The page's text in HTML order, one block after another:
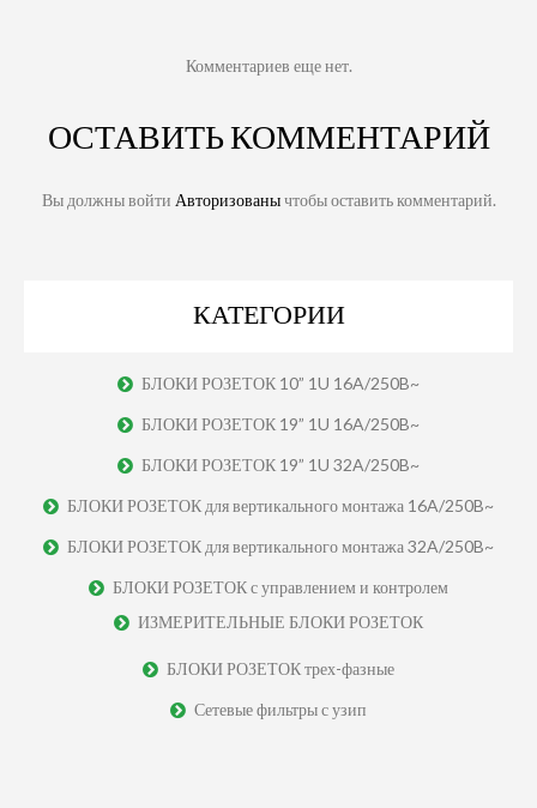
Комментариев еще нет.
ОСТАВИТЬ КОММЕНТАРИЙ
Вы должны войти Авторизованычтобы оставить комментарий.
КАТЕГОРИИ
БЛОКИ РОЗЕТОК 10” 1U 16A/250B~
БЛОКИ РОЗЕТОК 19” 1U 16A/250B~
БЛОКИ РОЗЕТОК 19” 1U 32A/250B~
БЛОКИ РОЗЕТОК для вертикального монтажа 16A/250B~
БЛОКИ РОЗЕТОК для вертикального монтажа 32A/250B~
БЛОКИ РОЗЕТОК с управлением и контролем
ИЗМЕРИТЕЛЬНЫЕ БЛОКИ РОЗЕТОК
БЛОКИ РОЗЕТОК трех-фазные
Сетевые фильтры с узип